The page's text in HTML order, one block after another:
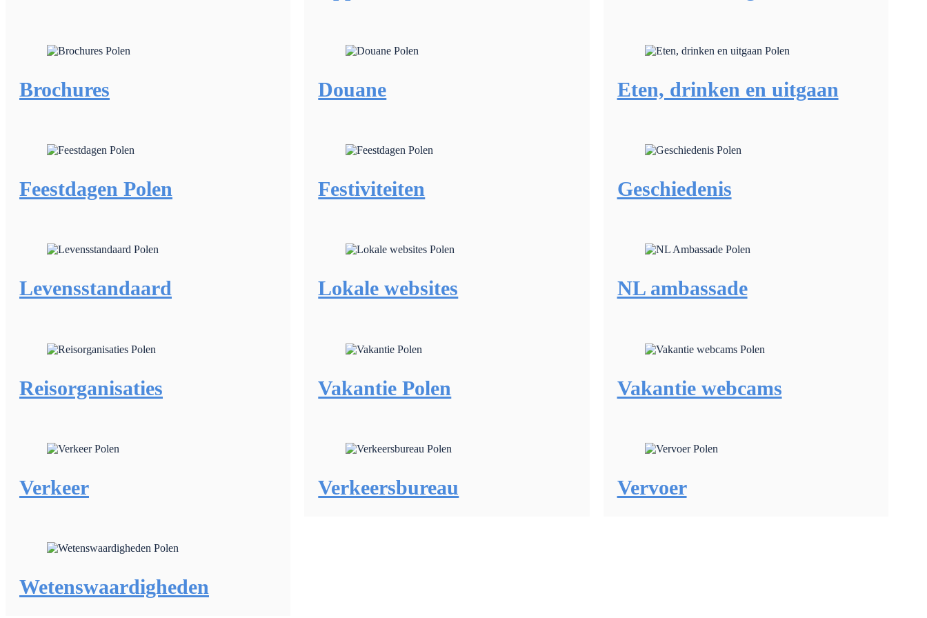
Brochures Douane Eten, drinken en uitgaan
Feestdagen Polen Festiviteiten Geschiedenis
Levensstandaard Lokale websites NL ambassade
Reisorganisaties Vakantie Polen Vakantie webcams
Verkeer Verkeersbureau Vervoer
Wetenswaardigheden